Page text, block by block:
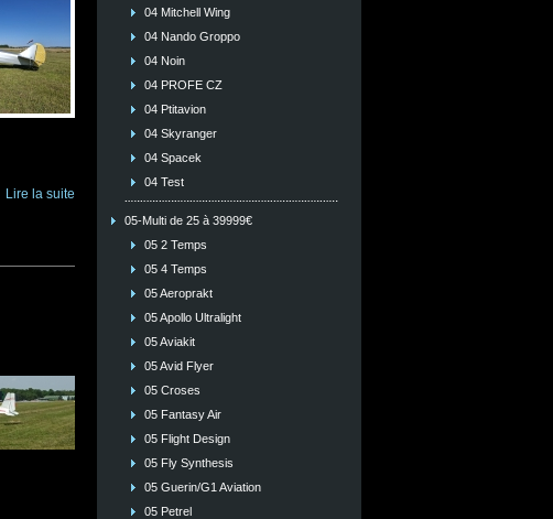
04 Mitchell Wing
04 Nando Groppo
04 Noin
04 PROFE CZ
04 Ptitavion
04 Skyranger
04 Spacek
04 Test
05-Multi de 25 à 39999€
05 2 Temps
05 4 Temps
05 Aeroprakt
05 Apollo Ultralight
05 Aviakit
05 Avid Flyer
05 Croses
05 Fantasy Air
05 Flight Design
05 Fly Synthesis
05 Guerin/G1 Aviation
05 Petrel
Lire la suite